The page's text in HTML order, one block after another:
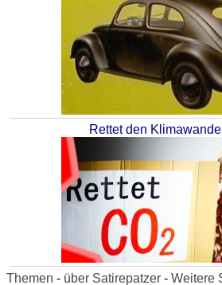
Rettet den
Themen - über Satirepatzer - Weitere